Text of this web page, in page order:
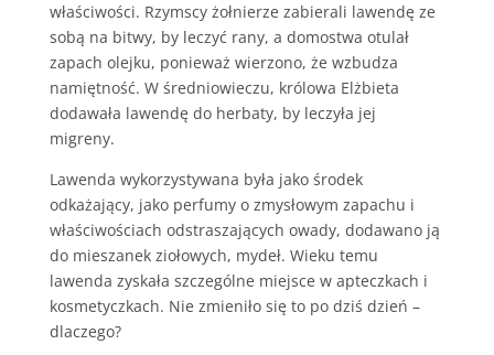
właściwości. Rzymscy żołnierze zabierali lawendę ze
sobą na bitwy, by leczyć rany, a domostwa otulał
zapach olejku, ponieważ wierzono, że wzbudza
namiętność. W średniowieczu, królowa Elżbieta
dodawała lawendę do herbaty, by leczyła jej
migreny.
Lawenda wykorzystywana była jako środek
odkażający, jako perfumy o zmysłowym zapachu i
właściwościach odstraszających owady, dodawano ją
do mieszanek ziołowych, mydeł. Wieku temu
lawenda zyskała szczególne miejsce w apteczkach i
kosmetyczkach. Nie zmieniło się to po dziś dzień –
dlaczego?